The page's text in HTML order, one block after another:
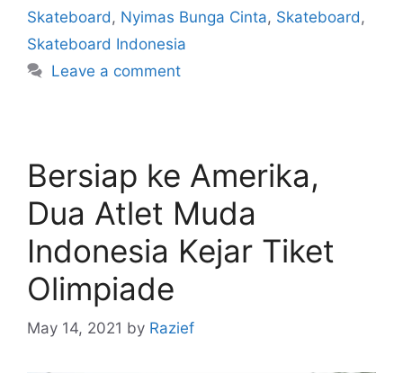
Skateboard , Nyimas Bunga Cinta, Skateboard ,
Skateboard Indonesia
Leave a comment
Bersiap ke Amerika,
Dua Atlet Muda
Indonesia Kejar Tiket
Olimpiade
May 14, 2021 by Razief